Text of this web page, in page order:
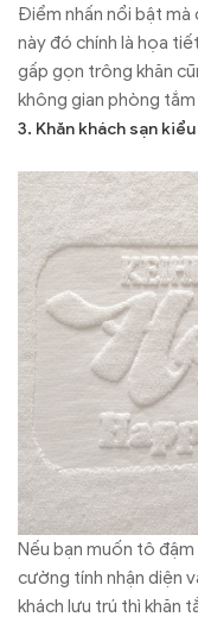
Điểm nhấn nổi bật mà
này đó chính là họa
gấp gọn trông khăn
không gian phòng tắm
3. Khăn khách sạn
Nếu bạn muốn tô
cường tính nhận diện
khách lưu trú thì khăn